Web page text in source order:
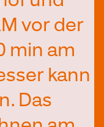
vor der
min am
kann
Das